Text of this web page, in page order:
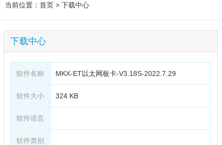
当前位置： 首页 > 下载中心
下载中心
软件名称 MKX-ET以太网板卡-V3.18S-2022.7.29
软件大小 324 KB
软件语言
软件类别